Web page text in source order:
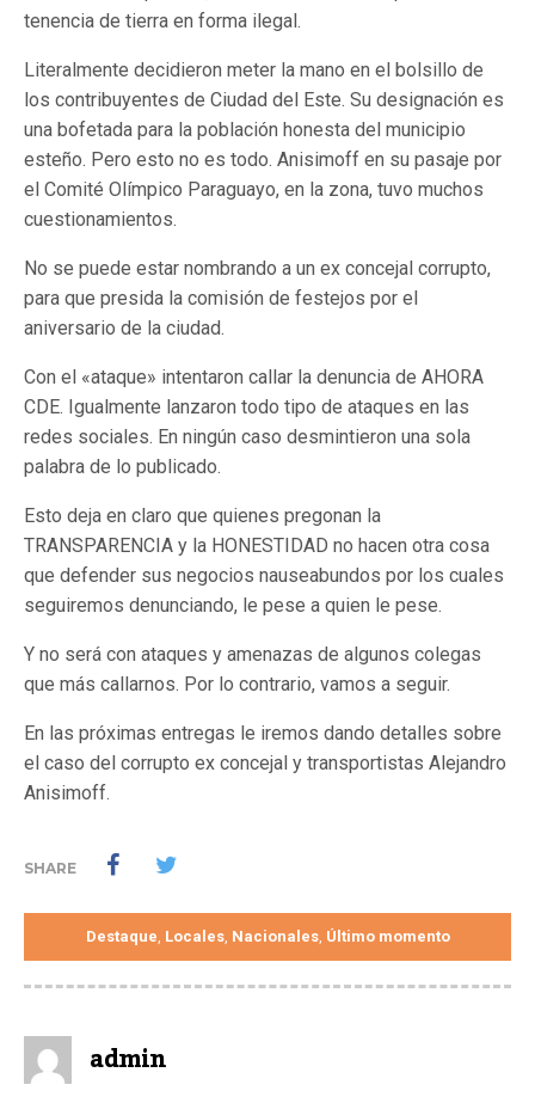
tenencia de tierra en forma ilegal.
Literalmente decidieron meter la mano en el bolsillo de
los contribuyentes de Ciudad del Este. Su designación es
una bofetada para la población honesta del municipio
esteño. Pero esto no es todo. Anisimoff en su pasaje por
el Comité Olímpico Paraguayo, en la zona, tuvo muchos
cuestionamientos.
No se puede estar nombrando a un ex concejal corrupto,
para que presida la comisión de festejos por el
aniversario de la ciudad.
Con el «ataque» intentaron callar la denuncia de AHORA
CDE. Igualmente lanzaron todo tipo de ataques en las
redes sociales. En ningún caso desmintieron una sola
palabra de lo publicado.
Esto deja en claro que quienes pregonan la
TRANSPARENCIA y la HONESTIDAD no hacen otra cosa
que defender sus negocios nauseabundos por los cuales
seguiremos denunciando, le pese a quien le pese.
Y no será con ataques y amenazas de algunos colegas
que más callarnos. Por lo contrario, vamos a seguir.
En las próximas entregas le iremos dando detalles sobre
el caso del corrupto ex concejal y transportistas Alejandro
Anisimoff.
SHARE
Destaque, Locales, Nacionales, Último momento
admin